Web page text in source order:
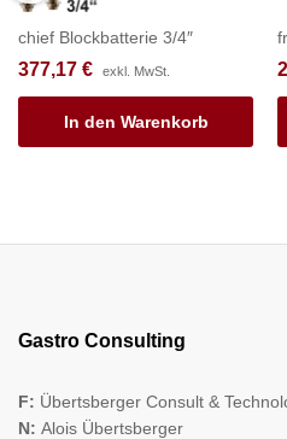
chief Blockbatterie 3/4″
377,17 € exkl. MwSt.
In den Warenkorb
Gastro Consulting
F: Übertsberger Consult &
N: Alois Übertsberger